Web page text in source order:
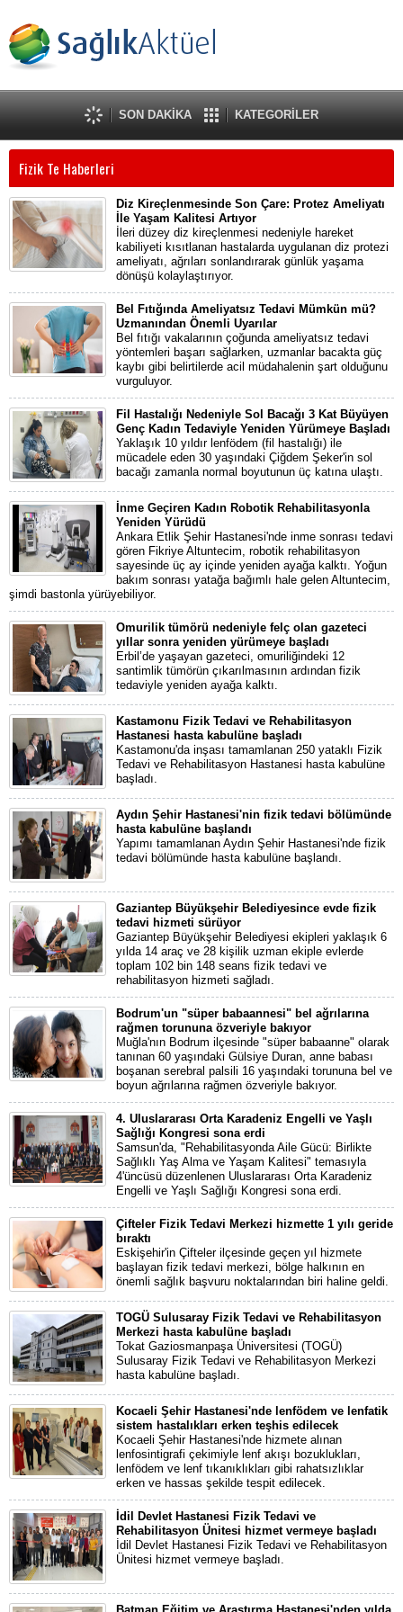
SON DAKİKA KATEGORİLER
Fizik Te Haberleri
Diz Kireçlenmesinde Son Çare: Protez Ameliyatı
İle Yaşam Kalitesi Artıyor
İleri düzey diz kireçlenmesi nedeniyle hareket
kabiliyeti kısıtlanan hastalarda uygulanan diz protezi
ameliyatı, ağrıları sonlandırarak günlük yaşama
dönüşü kolaylaştırıyor.
Bel Fıtığında Ameliyatsız Tedavi Mümkün mü?
Uzmanından Önemli Uyarılar
Bel fıtığı vakalarının çoğunda ameliyatsız tedavi
yöntemleri başarı sağlarken, uzmanlar bacakta güç
kaybı gibi belirtilerde acil müdahalenin şart olduğunu
vurguluyor.
Fil Hastalığı Nedeniyle Sol Bacağı 3 Kat Büyüyen
Genç Kadın Tedaviyle Yeniden Yürümeye Başladı
Yaklaşık 10 yıldır lenfödem (fil hastalığı) ile
mücadele eden 30 yaşındaki Çiğdem Şeker'in sol
bacağı zamanla normal boyutunun üç katına ulaştı.
İnme Geçiren Kadın Robotik Rehabilitasyonla
Yeniden Yürüdü
Ankara Etlik Şehir Hastanesi'nde inme sonrası tedavi
gören Fikriye Altuntecim, robotik rehabilitasyon
sayesinde üç ay içinde yeniden ayağa kalktı. Yoğun
bakım sonrası yatağa bağımlı hale gelen Altuntecim,
şimdi bastonla yürüyebiliyor.
Omurilik tümörü nedeniyle felç olan gazeteci
yıllar sonra yeniden yürümeye başladı
Erbil’de yaşayan gazeteci, omuriliğindeki 12
santimlik tümörün çıkarılmasının ardından fizik
tedaviyle yeniden ayağa kalktı.
Kastamonu Fizik Tedavi ve Rehabilitasyon
Hastanesi hasta kabulüne başladı
Kastamonu'da inşası tamamlanan 250 yataklı Fizik
Tedavi ve Rehabilitasyon Hastanesi hasta kabulüne
başladı.
Aydın Şehir Hastanesi'nin fizik tedavi bölümünde
hasta kabulüne başlandı
Yapımı tamamlanan Aydın Şehir Hastanesi'nde fizik
tedavi bölümünde hasta kabulüne başlandı.
Gaziantep Büyükşehir Belediyesince evde fizik
tedavi hizmeti sürüyor
Gaziantep Büyükşehir Belediyesi ekipleri yaklaşık 6
yılda 14 araç ve 28 kişilik uzman ekiple evlerde
toplam 102 bin 148 seans fizik tedavi ve
rehabilitasyon hizmeti sağladı.
Bodrum'un "süper babaannesi" bel ağrılarına
rağmen torununa özveriyle bakıyor
Muğla'nın Bodrum ilçesinde "süper babaanne" olarak
tanınan 60 yaşındaki Gülsiye Duran, anne babası
boşanan serebral palsili 16 yaşındaki torununa bel ve
boyun ağrılarına rağmen özveriyle bakıyor.
4. Uluslararası Orta Karadeniz Engelli ve Yaşlı
Sağlığı Kongresi sona erdi
Samsun'da, "Rehabilitasyonda Aile Gücü: Birlikte
Sağlıklı Yaş Alma ve Yaşam Kalitesi" temasıyla
4'üncüsü düzenlenen Uluslararası Orta Karadeniz
Engelli ve Yaşlı Sağlığı Kongresi sona erdi.
Çifteler Fizik Tedavi Merkezi hizmette 1 yılı geride
bıraktı
Eskişehir'in Çifteler ilçesinde geçen yıl hizmete
başlayan fizik tedavi merkezi, bölge halkının en
önemli sağlık başvuru noktalarından biri haline geldi.
TOGÜ Sulusaray Fizik Tedavi ve Rehabilitasyon
Merkezi hasta kabulüne başladı
Tokat Gaziosmanpaşa Üniversitesi (TOGÜ)
Sulusaray Fizik Tedavi ve Rehabilitasyon Merkezi
hasta kabulüne başladı.
Kocaeli Şehir Hastanesi'nde lenfödem ve lenfatik
sistem hastalıkları erken teşhis edilecek
Kocaeli Şehir Hastanesi'nde hizmete alınan
lenfosintigrafi çekimiyle lenf akışı bozuklukları,
lenfödem ve lenf tıkanıklıkları gibi rahatsızlıklar
erken ve hassas şekilde tespit edilecek.
İdil Devlet Hastanesi Fizik Tedavi ve
Rehabilitasyon Ünitesi hizmet vermeye başladı
İdil Devlet Hastanesi Fizik Tedavi ve Rehabilitasyon
Ünitesi hizmet vermeye başladı.